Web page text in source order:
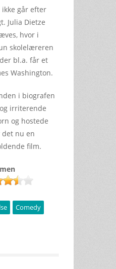
ikke går efter
Julia Dietze
hvor i
skolelæreren
bl.a. får et
Washington.
i biografen
irriterende
og hostede
nu en
film.
Comedy